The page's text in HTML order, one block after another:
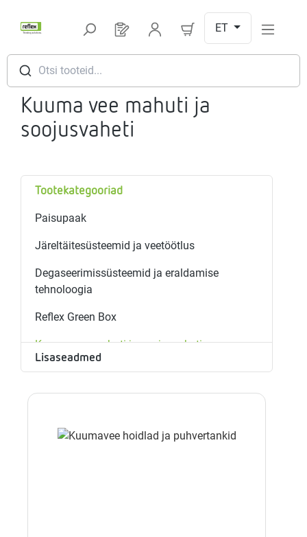
Otsi tooteid...
Sul on 0 toodet soovinimekirjas
ET
Kuuma vee mahuti ja
soojusvaheti
Tootekategooriad
Paisupaak
Järeltäitesüsteemid ja veetöötlus
Degaseerimissüsteemid ja eraldamise
tehnoloogia
Reflex Green Box
Kuuma vee mahuti ja soojusvaheti
Kuumavee hoidlad ja puhvertankid
Mageveejaam
Lisaseadmed